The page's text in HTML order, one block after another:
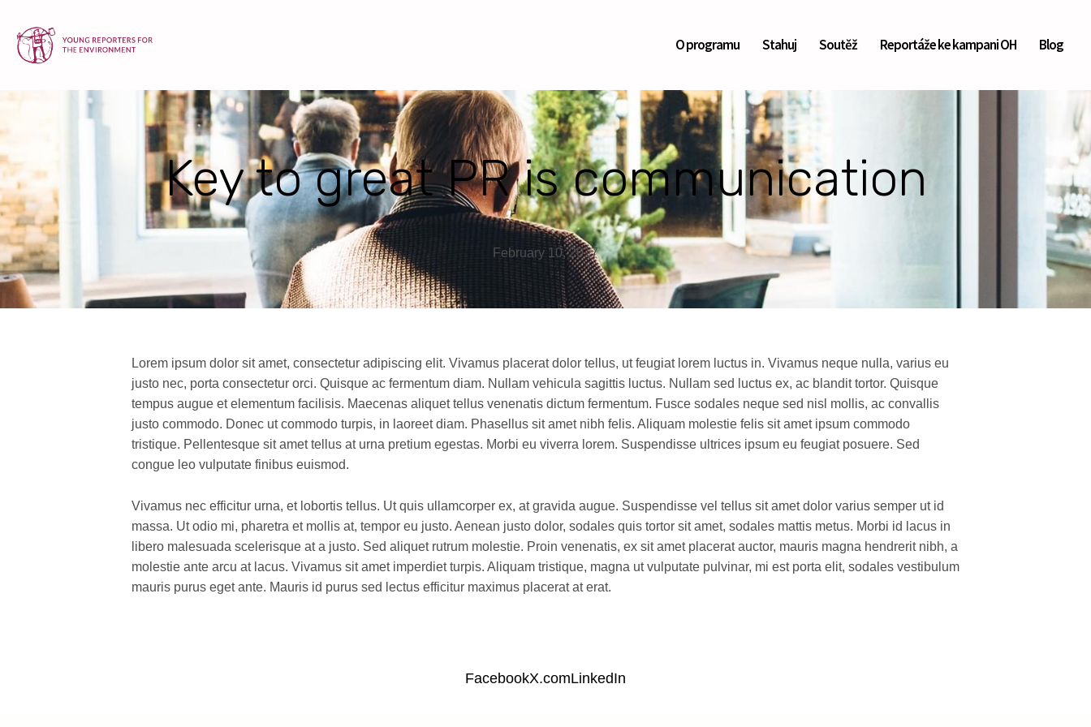
O programu Stahuj Soutěž Reportáže ke kampani OH Blog
Key to great PR is communication
February 10, 2017
Lorem ipsum dolor sit amet, consectetur adipiscing elit. Vivamus placerat dolor tellus, ut feugiat lorem luctus in. Vivamus neque nulla, varius eu
justo nec, porta consectetur orci. Quisque ac fermentum diam. Nullam vehicula sagittis luctus. Nullam sed luctus ex, ac blandit tortor. Quisque
tempus augue et elementum facilisis. Maecenas aliquet tellus venenatis dictum fermentum. Fusce sodales neque sed nisl mollis, ac convallis
justo commodo. Donec ut commodo turpis, in laoreet diam. Phasellus sit amet nibh felis. Aliquam molestie felis sit amet ipsum commodo
tristique. Pellentesque sit amet tellus at urna pretium egestas. Morbi eu viverra lorem. Suspendisse ultrices ipsum eu feugiat posuere. Sed
congue leo vulputate finibus euismod.
Vivamus nec efficitur urna, et lobortis tellus. Ut quis ullamcorper ex, at gravida augue. Suspendisse vel tellus sit amet dolor varius semper ut id
massa. Ut odio mi, pharetra et mollis at, tempor eu justo. Aenean justo dolor, sodales quis tortor sit amet, sodales mattis metus. Morbi id lacus in
libero malesuada scelerisque at a justo. Sed aliquet rutrum molestie. Proin venenatis, ex sit amet placerat auctor, mauris magna hendrerit nibh, a
molestie ante arcu at lacus. Vivamus sit amet imperdiet turpis. Aliquam tristique, magna ut vulputate pulvinar, mi est porta elit, sodales vestibulum
mauris purus eget ante. Mauris id purus sed lectus efficitur maximus placerat at erat.
FacebookX.comLinkedIn